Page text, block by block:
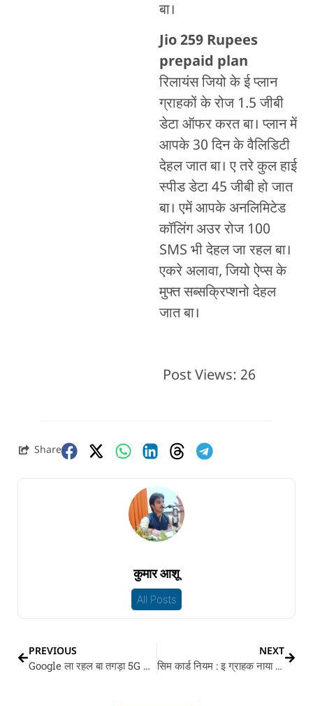
बा।
Jio 259 Rupees
prepaid plan
रिलायंस जियो के ई प्लान
ग्राहकों के रोज 1.5 जीबी
डेटा ऑफर करत बा। प्लान में
आपके 30 दिन के वैलिडिटी
देहल जात बा। ए तरे कुल हाई
स्पीड डेटा 45 जीबी हो जात
बा। एमें आपके अनलिमिटेड
कॉलिंग अउर रोज 100
SMS भी देहल जा रहल बा।
एकरे अलावा, जियो ऐप्स के
मुफ्त सब्सक्रिप्शनो देहल
जात बा।
Post Views: 26
Share
कुमार आशू
All Posts
PREVIOUS
Google ला रहल बा तगड़ा 5G फोन
NEXT
सिम कार्ड नियम : इ ग्राहक नाया सिम ना खरीद पईहे